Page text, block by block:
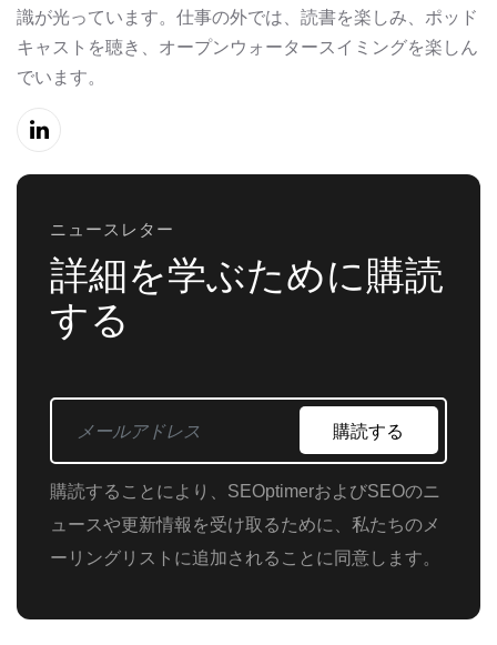
識が光っています。仕事の外では、読書を楽しみ、ポッド
キャストを聴き、オープンウォータースイミングを楽しん
でいます。
ニュースレター
詳細を学ぶために購読
する
購読する
購読することにより、SEOptimerおよびSEOのニ
ュースや更新情報を受け取るために、私たちのメ
ーリングリストに追加されることに同意します。